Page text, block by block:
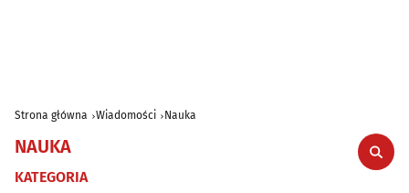
Strona główna Wiadomości Nauka
NAUKA
KATEGORIA